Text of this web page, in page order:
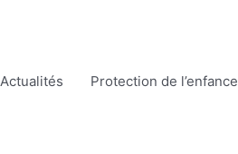
Actualités Protection de l’enfance